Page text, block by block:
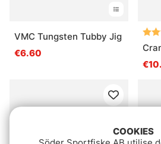
VMC Tungsten Tubby Jig
€6.60
COOKIES